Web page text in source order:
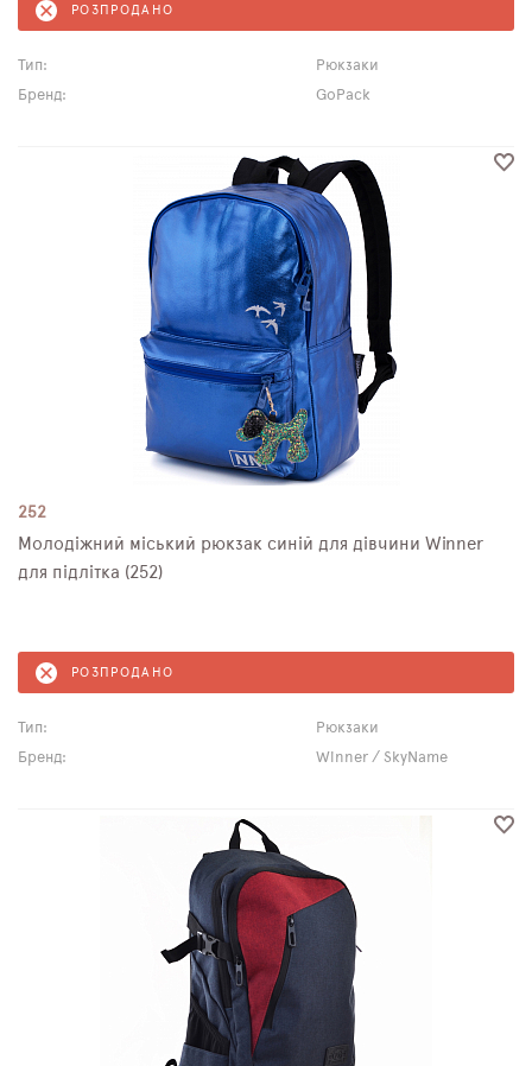
РОЗПРОДАНО
Тип:
Рюкзаки
Бренд:
GoPack
252
Молодіжний міський рюкзак синій для дівчини Winner
для підлітка (252)
РОЗПРОДАНО
Тип:
Рюкзаки
Бренд:
Winner / SkyName